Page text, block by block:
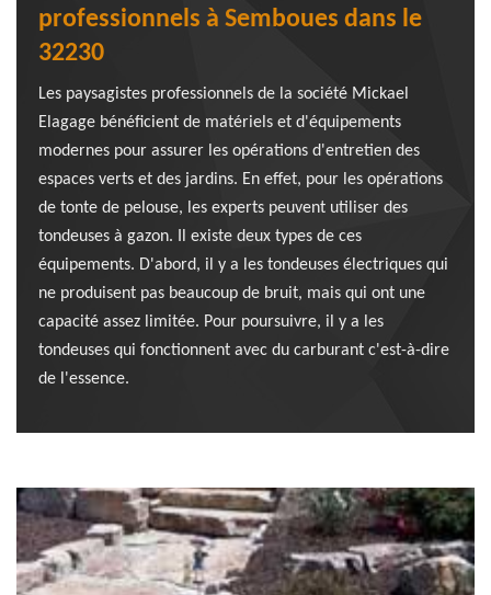
professionnels à Semboues dans le
32230
Les paysagistes professionnels de la société Mickael
Elagage bénéficient de matériels et d'équipements
modernes pour assurer les opérations d'entretien des
espaces verts et des jardins. En effet, pour les opérations
de tonte de pelouse, les experts peuvent utiliser des
tondeuses à gazon. Il existe deux types de ces
équipements. D'abord, il y a les tondeuses électriques qui
ne produisent pas beaucoup de bruit, mais qui ont une
capacité assez limitée. Pour poursuivre, il y a les
tondeuses qui fonctionnent avec du carburant c'est-à-dire
de l'essence.